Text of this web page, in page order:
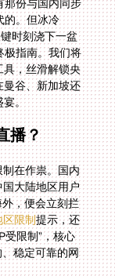
宴。
播？
在作祟。国内
大陆地区用户
，便会立刻拦
限制提示，还
是在韩国看抖音世界杯直播时遭遇“当前IP受限制”，核心
问题都一样：你需要一个位于中国大陆的、稳定可靠的网